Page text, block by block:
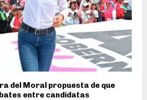
del Moral propuesta de que
entre candidatas